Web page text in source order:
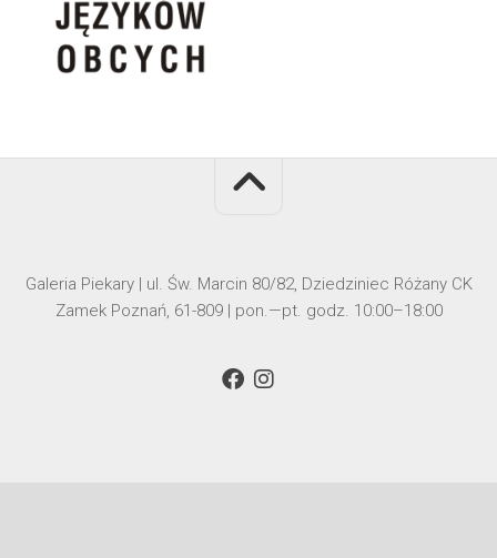
Galeria Piekary | ul. Św. Marcin 80/82, Dziedziniec Różany CK
Zamek Poznań, 61-809 | pon.—pt. godz. 10:00–18:00